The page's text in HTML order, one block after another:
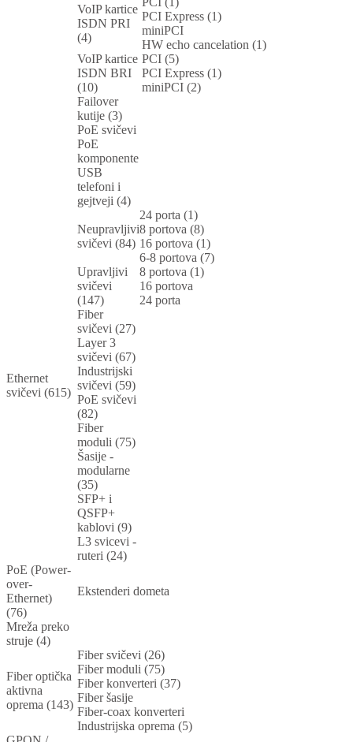
VoIP kartice
ISDN PRI
(4)
PCI Express (1)
miniPCI
HW echo cancelation (1)
VoIP kartice
ISDN BRI
(10)
PCI (5)
PCI Express (1)
miniPCI (2)
Failover
kutije (3)
PoE svičevi
PoE
komponente
USB
telefoni i
gejtveji (4)
Ethernet
svičevi (615)
Neupravljivi
svičevi (84)
24 porta (1)
8 portova (8)
16 portova (1)
6-8 portova (7)
Upravljivi
svičevi
(147)
8 portova (1)
16 portova
24 porta
Fiber
svičevi (27)
Layer 3
svičevi (67)
Industrijski
svičevi (59)
PoE svičevi
(82)
Fiber
moduli (75)
Šasije -
modularne
(35)
SFP+ i
QSFP+
kablovi (9)
L3 svicevi -
ruteri (24)
PoE (Power-
over-
Ethernet)
(76)
Ekstenderi dometa
Mreža preko
struje (4)
Fiber optička
aktivna
oprema (143)
Fiber svičevi (26)
Fiber moduli (75)
Fiber konverteri (37)
Fiber šasije
Fiber-coax konverteri
Industrijska oprema (5)